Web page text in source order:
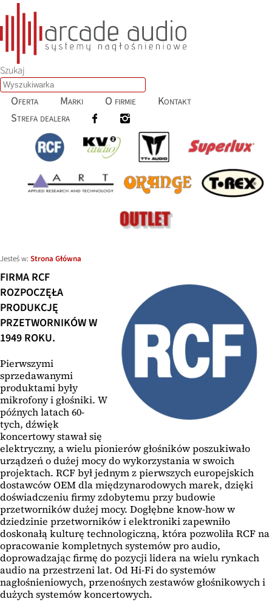
Szukaj
Oferta Marki O firmie
Kontakt
Strefa dealera
Jesteś w: Strona Główna
FIRMA RCF
ROZPOCZĘŁA
PRODUKCJĘ
PRZETWORNIKÓW W
1949 ROKU.
Pierwszymi
sprzedawanymi
produktami były
mikrofony i głośniki. W
późnych latach 60-
tych, dźwięk
koncertowy stawał się
elektryczny, a wielu pionierów głośników poszukiwało
urządzeń o dużej mocy do wykorzystania w swoich
projektach. RCF był jednym z pierwszych europejskich
dostawców OEM dla międzynarodowych marek, dzięki
doświadczeniu firmy zdobytemu przy budowie
przetworników dużej mocy. Dogłębne know-how w
dziedzinie przetworników i elektroniki zapewniło
doskonałą kulturę technologiczną, która pozwoliła RCF na
opracowanie kompletnych systemów pro audio,
doprowadzając firmę do pozycji lidera na wielu rynkach
audio na przestrzeni lat. Od Hi-Fi do systemów
nagłośnieniowych, przenośnych zestawów głośnikowych i
dużych systemów koncertowych.